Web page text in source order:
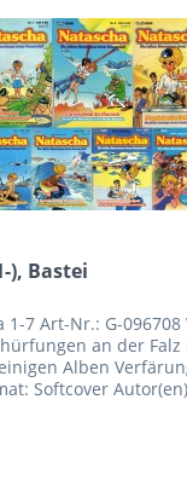
), Bastei
1-7 Art-Nr.: G-096708
an der
Alben
Softcover